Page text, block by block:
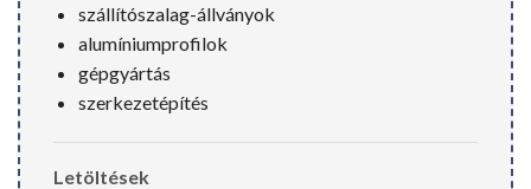
szállítószalag-állványok
alumíniumprofilok
gépgyártás
szerkezetépítés
Letöltések